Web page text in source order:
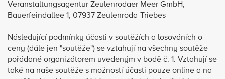
Veranstaltungsagentur Zeulenrodaer Meer GmbH,
Bauerfeindallee 1, 07937 Zeulenroda-Triebes
Následující podmínky účasti v soutěžích a losováních o
ceny (dále jen "soutěže") se vztahují na všechny soutěže
pořádané organizátorem uvedeným v bodě č. 1. Vztahují se
také na naše soutěže s možností účasti pouze online a na